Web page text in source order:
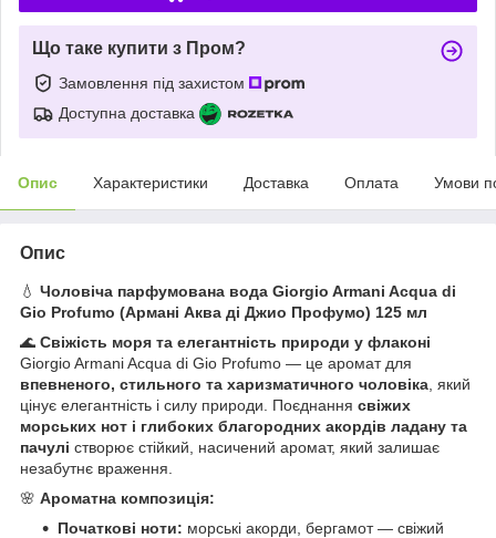
Що таке купити з Пром?
Замовлення під захистом
Доступна доставка
Опис Характеристики Доставка Оплата Умови
Опис
💧 Чоловіча парфумована вода Giorgio Armani Acqua di
Gio Profumo (Армані Аква ді Джио Профумо) 125 мл
🌊 Свіжість моря та елегантність природи у флаконі
Giorgio Armani Acqua di Gio Profumo — це аромат для
впевненого, стильного та харизматичного чоловіка , який
цінує елегантність і силу природи. Поєднання свіжих
морських нот і глибоких благородних акордів ладану та
пачулі створює стійкий, насичений аромат, який залишає
незабутнє враження.
🌸 Ароматна композиція:
Початкові ноти: морські акорди, бергамот — свіжий